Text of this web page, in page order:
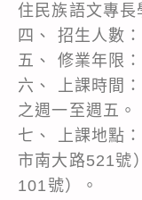
住民族語文專長
四、 招生人數
五、 修業年限
六、 上課時間
之週一至週五。
七、 上課地點
市南大路521號
101號）。